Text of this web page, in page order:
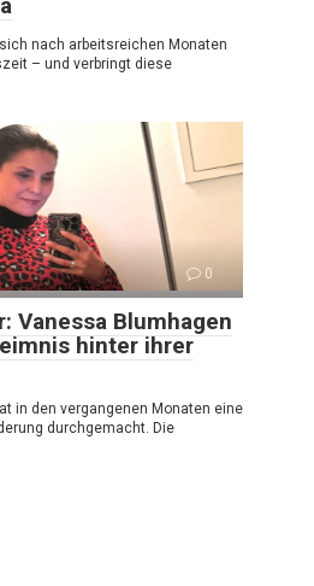
nach arbeitsreichen Monaten
– und verbringt diese
0
Vanessa Blumhagen
hinter ihrer
in den vergangenen Monaten eine
durchgemacht. Die